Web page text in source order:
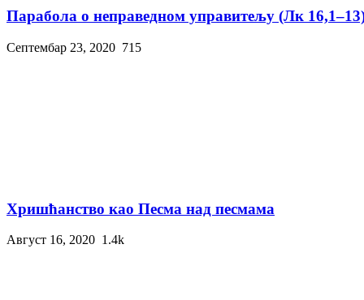
Парабола о неправедном управитељу (Лк
Септембар 23, 2020 715
Хришћанство као Песма над песмама
Август 16, 2020 1.4k